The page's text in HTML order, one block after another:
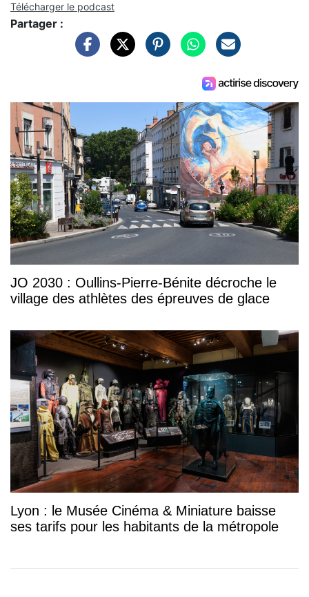
Télécharger le podcast
Partager :
JO 2030 : Oullins-Pierre-Bénite décroche le
village des athlètes des épreuves de glace
Lyon : le Musée Cinéma & Miniature baisse
ses tarifs pour les habitants de la métropole